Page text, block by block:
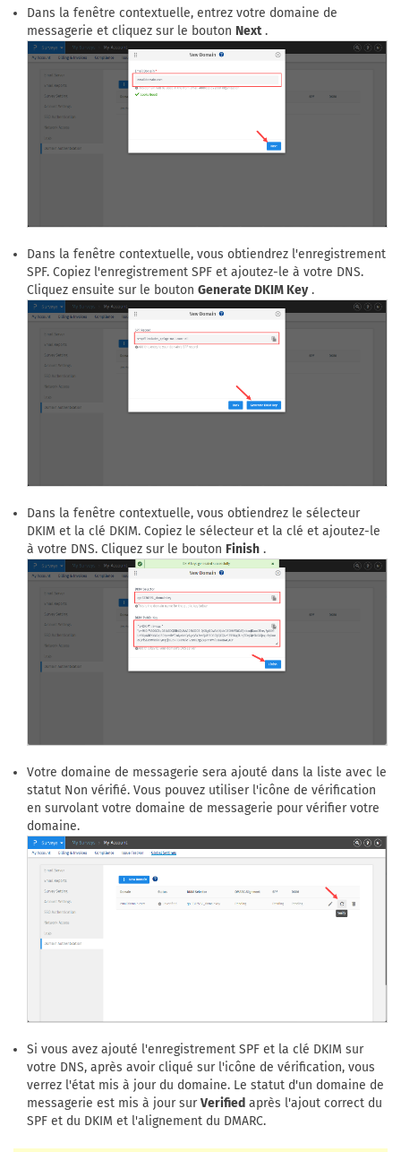
Dans la fenêtre contextuelle, entrez votre domaine de
messagerie et cliquez sur le bouton Next.
Dans la fenêtre contextuelle, vous obtiendrez l'enregistrement
SPF. Copiez l'enregistrement SPF et ajoutez-le à votre DNS.
Cliquez ensuite sur le bouton Generate DKIM Key.
Dans la fenêtre contextuelle, vous obtiendrez le sélecteur
DKIM et la clé DKIM. Copiez le sélecteur et la clé et ajoutez-le
à votre DNS. Cliquez sur le bouton Finish .
Votre domaine de messagerie sera ajouté dans la liste avec le
statut Non vérifié. Vous pouvez utiliser l'icône de vérification
en survolant votre domaine de messagerie pour vérifier votre
domaine.
Si vous avez ajouté l'enregistrement SPF et la clé DKIM sur
votre DNS, après avoir cliqué sur l'icône de vérification, vous
verrez l'état mis à jour du domaine. Le statut d'un domaine de
messagerie est mis à jour surVerified après l'ajout correct du
SPF et du DKIM et l'alignement du DMARC.